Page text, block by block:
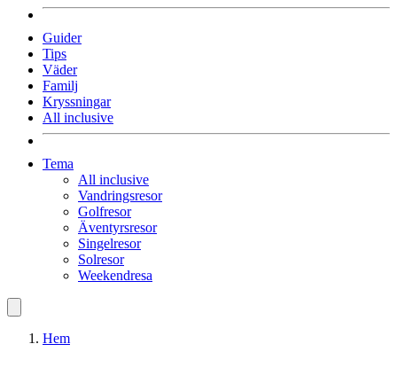
Guider
Tips
Väder
Familj
Kryssningar
All inclusive
Tema
All inclusive
Vandringsresor
Golfresor
Äventyrsresor
Singelresor
Solresor
Weekendresa
Hem